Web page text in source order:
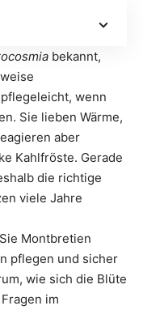
bekannt,
wenn
Sie lieben Wärme,
aber
Kahlfröste. Gerade
die richtige
viele Jahre
Montbretien
pflegen und sicher
wie sich die Blüte
im